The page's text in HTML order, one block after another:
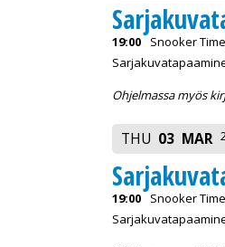
19:00
Snooker
Ohjelmassa myös
THU 03 MAR
19:00
Snooker